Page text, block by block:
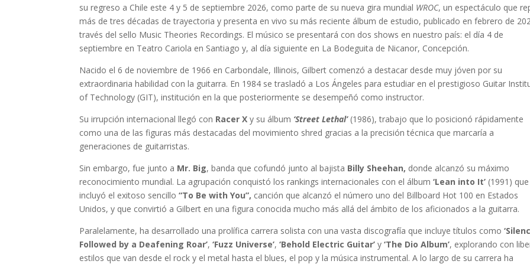
su regreso a Chile este 4 y 5 de septiembre 2026, como parte de su nueva gira mundial WROC, un espectáculo que
más de tres décadas de trayectoria y presenta en vivo su más reciente álbum de estudio, publicado en febrero de
través del sello Music Theories Recordings. El músico se presentará con dos shows en nuestro país: el día 4 de
septiembre en Teatro Cariola en Santiago y, al día siguiente en La Bodeguita de Nicanor, Concepción.
Nacido el 6 de noviembre de 1966 en Carbondale, Illinois, Gilbert comenzó a destacar desde muy jóven por su
extraordinaria habilidad con la guitarra. En 1984 se trasladó a Los Ángeles para estudiar en el prestigioso Guitar
of Technology (GIT), institución en la que posteriormente se desempeñó como instructor.
Su irrupción internacional llegó con Racer X y su álbum ‘Street Lethal’(1986), trabajo que lo posicionó rápidamente
como una de las figuras más destacadas del movimiento shred gracias a la precisión técnica que marcaría a
generaciones de guitarristas.
Sin embargo, fue junto a Mr. Big, banda que cofundó junto al bajista Billy Sheehan, donde alcanzó su máximo
reconocimiento mundial. La agrupación conquistó los rankings internacionales con el álbum‘Lean into It’ (1991) que
incluyó el exitoso sencillo“To Be with You”, canción que alcanzó el número uno del Billboard Hot 100 en Estados
Unidos, y que convirtió a Gilbert en una figura conocida mucho más allá del ámbito de los aficionados a la guitarra.
Paralelamente, ha desarrollado una prolífica carrera solista con una vasta discografía que incluye títulos como
Followed by a Deafening Roar’,‘Fuzz Universe’,‘Behold Electric Guitar’ y‘The Dio Album’, explorando con
estilos que van desde el rock y el metal hasta el blues, el pop y la música instrumental. A lo largo de su carrera ha